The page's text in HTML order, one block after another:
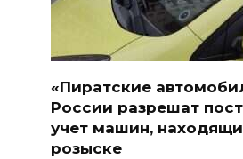
«Пиратские
России разрешат
учет машин,
розыске